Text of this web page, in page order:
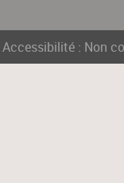
Accessibilité : Non